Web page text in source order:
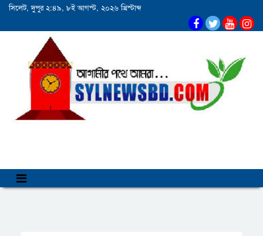
সিলেট, দুপুর ২:৪৯, ৮ই আগস্ট, ২০২৬ খ্রিস্টাব্দ